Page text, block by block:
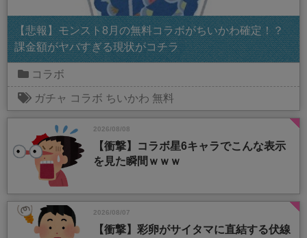
【悲報】モンスト8月の無料コラボがちいかわ確定！？
課金額がヤバすぎる現状がコチラ
コラボ
ガチャ コラボ ちいかわ 無料
2026/08/08
【衝撃】コラボ星6キャラでこんな表示
を見た瞬間ｗｗｗ
2026/08/07
【衝撃】彩卵がサイタマに直結する伏線